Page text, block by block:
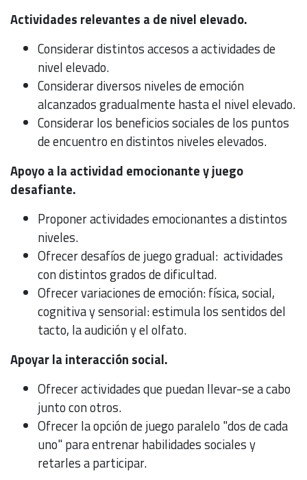
Actividades relevantes a de nivel elevado.
Considerar distintos accesos a actividades de
nivel elevado.
Considerar diversos niveles de emoción
alcanzados gradualmente hasta el nivel elevado.
Considerar los beneficios sociales de los puntos
de encuentro en distintos niveles elevados.
Apoyo a la actividad emocionante y juego
desafiante.
Proponer actividades emocionantes a distintos
niveles.
Ofrecer desafíos de juego gradual: actividades
con distintos grados de dificultad.
Ofrecer variaciones de emoción: física, social,
cognitiva y sensorial: estimula los sentidos del
tacto, la audición y el olfato.
Apoyar la interacción social.
Ofrecer actividades que puedan llevar-se a cabo
junto con otros.
Ofrecer la opción de juego paralelo "dos de cada
uno" para entrenar habilidades sociales y
retarles a participar.